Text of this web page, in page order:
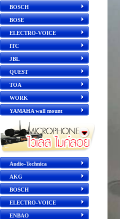
BOSCH
BOSE
ELECTRO-VOICE
ITC
JBL
QUEST
TOA
WORK
YAMAHA wall mount
Audio-Technica
AKG
BOSCH
ELECTRO-VOICE
ENBAO